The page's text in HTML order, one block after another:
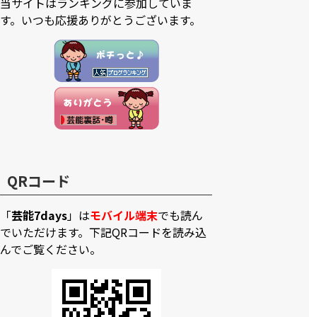
す。いつも応援ありがとうございます。
QRコード
「芸能7days」はモバイル端末でも読ん
でいただけます。下記QRコードを読み込
んでご覧ください。